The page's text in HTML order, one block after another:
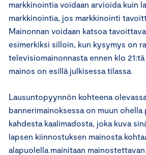
markkinointia voidaan arvioida kuin
markkinointia, jos markkinointi
Mainonnan voidaan katsoa
esimerkiksi silloin, kun kysymys on
televisiomainonnasta ennen klo
mainos on esillä julkisessa tilassa.
Lausuntopyynnön kohteena
bannerimainoksessa on muun
kahdesta kaalimadosta, joka kuva
lapsen kiinnostuksen mainosta
alapuolella mainitaan